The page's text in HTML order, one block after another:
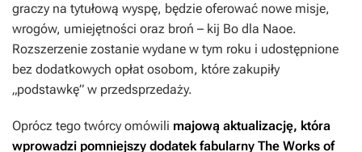
graczy na tytułową wyspę, będzie oferować nowe misje,
wrogów, umiejętności oraz broń – kij Bo dla Naoe.
Rozszerzenie zostanie wydane w tym roku i udostępnione
bez dodatkowych opłat osobom, które zakupiły
„podstawkę” w przedsprzedaży.
Oprócz tego twórcy omówili majową aktualizację, która
wprowadzi pomniejszy dodatek fabularny The Works of